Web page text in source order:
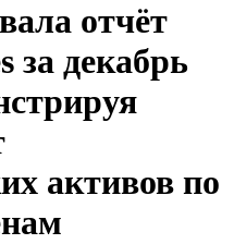
отчёт
за декабрь
активов по